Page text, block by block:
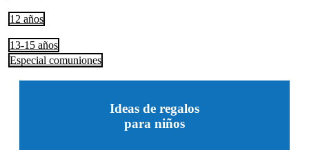
12 años
13-15 años
Especial comuniones
Ideas de regalos
para niños